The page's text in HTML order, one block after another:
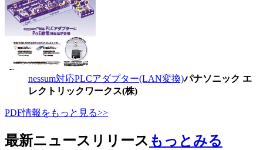
nessum対応PLCアダプター(LAN変換)パナソニック エ
レクトリックワークス(株)
PDF情報をもっと見る>>
最新ニュースリリース もっとみる